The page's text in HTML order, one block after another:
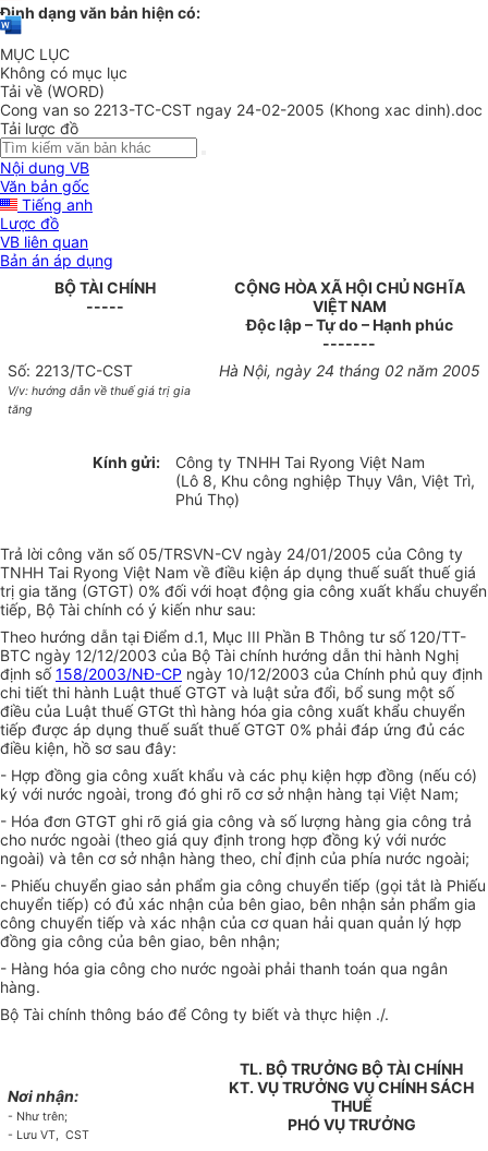
Định dạng văn bản hiện có:
MỤC LỤC
Không có mục lục
Tải về (WORD)
Cong van so 2213-TC-CST ngay 24-02-2005 (Khong xac dinh).doc
Tải lược đồ
Nội dung VB
Văn bản gốc
Tiếng anh
Lược đồ
VB liên quan
Bản án áp dụng
BỘ TÀI CHÍNH
-----
CỘNG HÒA XÃ HỘI CHỦ NGHĨA
VIỆT NAM
Độc lập – Tự do – Hạnh phúc
-------
Số: 2213/TC-CST
V/v: hướng dẫn về thuế giá trị gia
tăng
Hà Nội, ngày 24 tháng 02 năm 2005
Kính gửi:
Công ty TNHH Tai Ryong Việt Nam
(Lô 8, Khu công nghiệp Thụy Vân, Việt Trì,
Phú Thọ)
Trả lời công văn số 05/TRSVN-CV ngày 24/01/2005 của Công ty
TNHH Tai Ryong Việt Nam về điều kiện áp dụng thuế suất thuế giá
trị gia tăng (GTGT) 0% đối với hoạt động gia công xuất khẩu chuyển
tiếp, Bộ Tài chính có ý kiến như sau:
Theo hướng dẫn tại Điểm d.1, Mục III Phần B Thông tư số 120/TT-
BTC ngày 12/12/2003 của Bộ Tài chính hướng dẫn thi hành Nghị
định số158/2003/NĐ-CP ngày 10/12/2003 của Chính phủ quy định
chi tiết thi hành Luật thuế GTGT và luật sửa đổi, bổ sung một số
điều của Luật thuế GTGt thì hàng hóa gia công xuất khẩu chuyển
tiếp được áp dụng thuế suất thuế GTGT 0% phải đáp ứng đủ các
điều kiện, hồ sơ sau đây:
- Hợp đồng gia công xuất khẩu và các phụ kiện hợp đồng (nếu có)
ký với nước ngoài, trong đó ghi rõ cơ sở nhận hàng tại Việt Nam;
- Hóa đơn GTGT ghi rõ giá gia công và số lượng hàng gia công trả
cho nước ngoài (theo giá quy định trong hợp đồng ký với nước
ngoài) và tên cơ sở nhận hàng theo, chỉ định của phía nước ngoài;
- Phiếu chuyển giao sản phẩm gia công chuyển tiếp (gọi tắt là Phiếu
chuyển tiếp) có đủ xác nhận của bên giao, bên nhận sản phẩm gia
công chuyển tiếp và xác nhận của cơ quan hải quan quản lý hợp
đồng gia công của bên giao, bên nhận;
- Hàng hóa gia công cho nước ngoài phải thanh toán qua ngân
hàng.
Bộ Tài chính thông báo để Công ty biết và thực hiện ./.
Nơi nhận:
- Như trên;
- Lưu VT, CST
TL. BỘ TRƯỞNG BỘ TÀI CHÍNH
KT. VỤ TRƯỞNG VỤ CHÍNH SÁCH
THUẾ
PHÓ VỤ TRƯỞNG